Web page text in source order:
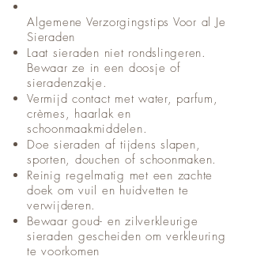
Algemene Verzorgingstips Voor al Je
Sieraden
Laat sieraden niet rondslingeren.
Bewaar ze in een doosje of
sieradenzakje.
Vermijd contact met water, parfum,
crèmes, haarlak en
schoonmaakmiddelen.
Doe sieraden af tijdens slapen,
sporten, douchen of schoonmaken.
Reinig regelmatig met een zachte
doek om vuil en huidvetten te
verwijderen.
Bewaar goud- en zilverkleurige
sieraden gescheiden om verkleuring
te voorkomen